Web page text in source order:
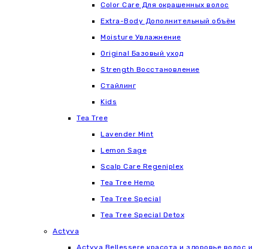
Color Care Для окрашенных волос
Extra-Body Дополнительный объём
Moisture Увлажнение
Original Базовый уход
Strength Восстановление
Стайлинг
Kids
Tea Tree
Lavender Mint
Lemon Sage
Scalp Care Regeniplex
Tea Tree Hemp
Tea Tree Special
Tea Tree Special Detox
Actyva
Actyva Bellessere красота и здоровье волос и